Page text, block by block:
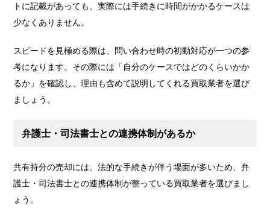
トに記載があっても、実際には手続きに時間がかかるケースは
少なくありません。
スピードを見極める際は、問い合わせ時の初動対応が一つの参
考になります。その際には「自分のケースではどのくらいかか
るか」を確認し、理由も含めて説明してくれる買取業者を選び
ましょう。
弁護士・司法書士との連携体制があるか
共有持分の売却には、法的な手続きが伴う場面が多いため、弁
護士・司法書士との連携体制が整っている買取業者を選びまし
ょう。